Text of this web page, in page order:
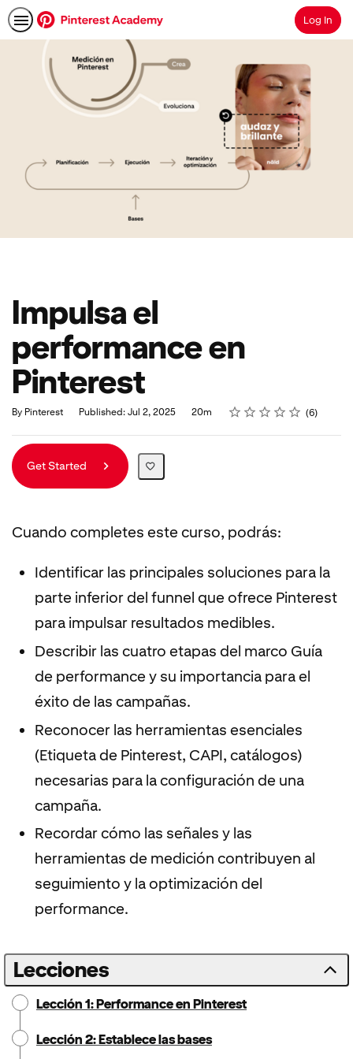
SearchLog In
Impulsa el
performance en
Pinterest
By Pinterest Published: Jul 2, 2025
Duration 20m Rating
1 star
2 stars
3 stars
4 stars
5 stars
Average rating: 4.7 6
6 reviews
Get Started
Cuando completes este curso, podrás:
Identificar las principales soluciones para la
parte inferior del funnel que ofrece Pinterest
para impulsar resultados medibles.
Describir las cuatro etapas del marco Guía
de performance y su importancia para el
éxito de las campañas.
Reconocer las herramientas esenciales
(Etiqueta de Pinterest, CAPI, catálogos)
necesarias para la configuración de una
campaña.
Recordar cómo las señales y las
herramientas de medición contribuyen al
seguimiento y la optimización del
performance.
Lecciones
Lección 1: Performance en Pinterest
Lección 2: Establece las bases